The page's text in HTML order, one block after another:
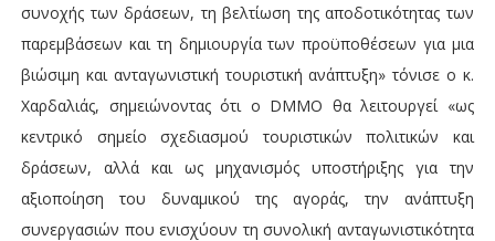
συνοχής των δράσεων, τη βελτίωση της αποδοτικότητας των
παρεμβάσεων και τη δημιουργία των προϋποθέσεων για μια
βιώσιμη και ανταγωνιστική τουριστική ανάπτυξη» τόνισε ο κ.
Χαρδαλιάς, σημειώνοντας ότι ο DMMO θα λειτουργεί «ως
κεντρικό σημείο σχεδιασμού τουριστικών πολιτικών και
δράσεων, αλλά και ως μηχανισμός υποστήριξης για την
αξιοποίηση του δυναμικού της αγοράς, την ανάπτυξη
συνεργασιών που ενισχύουν τη συνολική ανταγωνιστικότητα